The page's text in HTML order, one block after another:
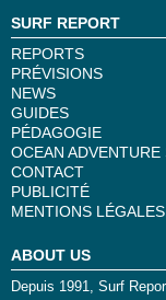
SURF REPORT
REPORTS
PRÉVISIONS
NEWS
GUIDES
PÉDAGOGIE
OCEAN
CONTACT
PUBLICITÉ
MENTIONS LÉGALES
ABOUT US
Depuis 1991, Surf